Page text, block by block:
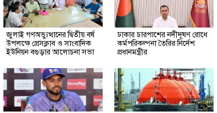
জুলাই গণঅভ্যুত্থানের দ্বিতীয় বর্ষ
উপলক্ষে প্রেসক্লাব ও সাংবাদিক
ইউনিয়ন বগুড়ার আলোচনা সভা
ঢাকার চারপাশের নদীদূষণ রোধে
কর্মপরিকল্পনা তৈরির নির্দেশ
প্রধানমন্ত্রীর